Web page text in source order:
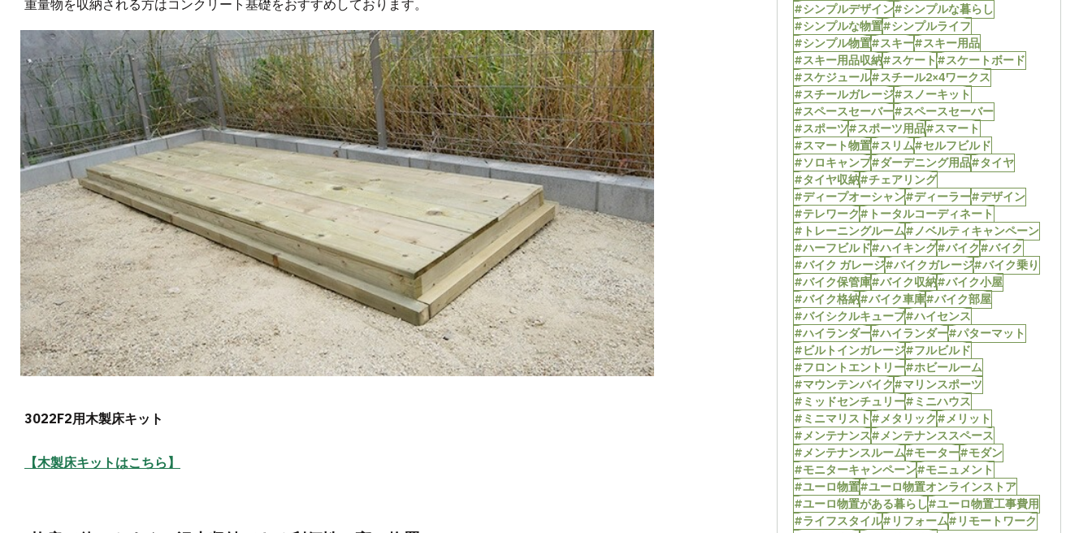
重量物を収納される方はコンクリート基礎をおすすめしております。
3022F2用木製床キット
【木製床キットはこちら】
#シンプルデザイン#シンプルな暮らし
#シンプルな物置#シンプルライフ
#シンプル物置#スキー#スキー用品
#スキー用品収納#スケート#スケートボード
#スケジュール#スチール2×4ワークス
#スチールガレージ#スノーキット
#スペースセーバー#スペースセーバー
#スポーツ#スポーツ用品#スマート
#スマート物置#スリム#セルフビルド
#ソロキャンプ#ダーデニング用品#タイヤ
#タイヤ収納#チェアリング
#ディープオーシャン#ディーラー#デザイン
#テレワーク#トータルコーディネート
#トレーニングルーム#ノベルティキャンペーン
#ハーフビルド#ハイキング#バイク#バイク
#バイク ガレージ#バイクガレージ#バイク乗り
#バイク保管庫#バイク収納#バイク小屋
#バイク格納#バイク車庫#バイク部屋
#バイシクルキューブ#ハイセンス
#ハイランダー#ハイランダー#パターマット
#ビルトインガレージ#フルビルド
#フロントエントリー#ホビールーム
#マウンテンバイク#マリンスポーツ
#ミッドセンチュリー#ミニハウス
#ミニマリスト#メタリック#メリット
#メンテナンス#メンテナンススペース
#メンテナンスルーム#モーター#モダン
#モニターキャンペーン#モニュメント
#ユーロ物置#ユーロ物置オンラインストア
#ユーロ物置がある暮らし#ユーロ物置工事費用
#ライフスタイル#リフォーム#リモートワーク